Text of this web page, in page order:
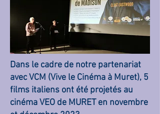
Dans le cadre de notre partenariat
avec VCM (Vive le Cinéma à Muret), 5
films italiens ont été projetés au
cinéma VEO de MURET en novembre